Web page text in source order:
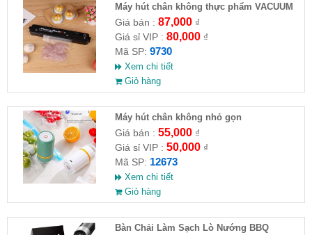
Máy hút chân không thực phẩm VACUUM
SEALER Z
Giá bán : 87,000₫
Giá sỉ VIP : 80,000₫
Mã SP: 9730
Xem chi tiết
Giỏ hàng
Máy hút chân không nhỏ gọn
Giá bán : 55,000₫
Giá sỉ VIP : 50,000₫
Mã SP: 12673
Xem chi tiết
Giỏ hàng
Bàn Chải Làm Sạch Lò Nướng BBQ